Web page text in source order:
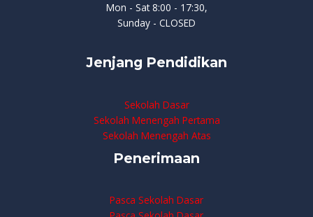
Mon - Sat 8:00 - 17:30,
Sunday - CLOSED
Jenjang Pendidikan
Sekolah Dasar
Sekolah Menengah Pertama
Sekolah Menengah Atas
Penerimaan
Pasca Sekolah Dasar